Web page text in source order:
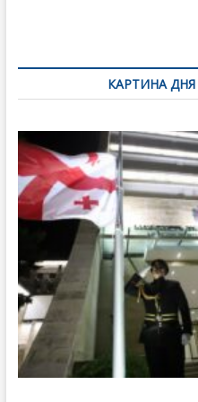
по
записямКАРТИНА ДНЯ